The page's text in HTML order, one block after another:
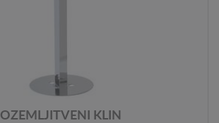
OZEMLJITVENI KLIN